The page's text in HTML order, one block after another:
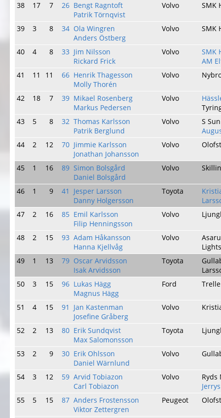
38 17 7 26 Bengt Ragntoft
Patrik Törnqvist
Volvo SMK
39 3 8 34 Ola Wingren
Anders Östberg
Volvo SMK
40 4 8 33 Jim Nilsson
Rickard Frick
Volvo
SMK
AM
41
11 11 66 Henrik Thagesson
Molly Thorén
Volvo
42 18 7 39 Mikael Rosenberg
Markus Pedersen
Volvo
43
5 8 32 Thomas Karlsson
Patrik Berglund
Volvo
S
44
2 12 70 Jimmie Karlsson
Jonathan Johansson
Volvo
45 1 16 89 Simon Bolsgård
Daniel Bolsgård
Volvo
46 1 9 41
Jesper Larsson
Danny Holgersson
Toyota
47
2 16 85 Emil Karlsson
Filip Henningsson
Volvo
48 2 15 93 Adam Håkansson
Hanna Kjellvåg
Volvo
49
1 13 79 Oscar Arvidsson
Isak Arvidsson
Toyota
50
3 15 96 Lukas Hägg
Magnus Hägg
Ford
51 4 15 91
Jan Kastenman
Josefine Gråberg
Volvo
52 2 13 80 Erik Sundqvist
Max Salomonsson
Toyota
53 2 9 30 Erik Ohlsson
Daniel Wärnlund
Volvo
54 3 12 59 Arvid Tobiazon
Carl Tobiazon
Volvo
Ryds
55
5 15 87 Anders Frostensson
Viktor Zettergren
Peugeot